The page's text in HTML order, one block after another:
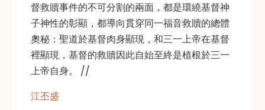
督救贖事件的不可分割的兩面，都是環繞基督神
子神性的彰顯，都導向貫穿同一福音救贖的總體
奧秘：聖道於基督肉身顯現，和三一上帝在基督
裡顯現，基督的救贖因此自始至終是植根於三一
上帝自身。 //
江丕盛